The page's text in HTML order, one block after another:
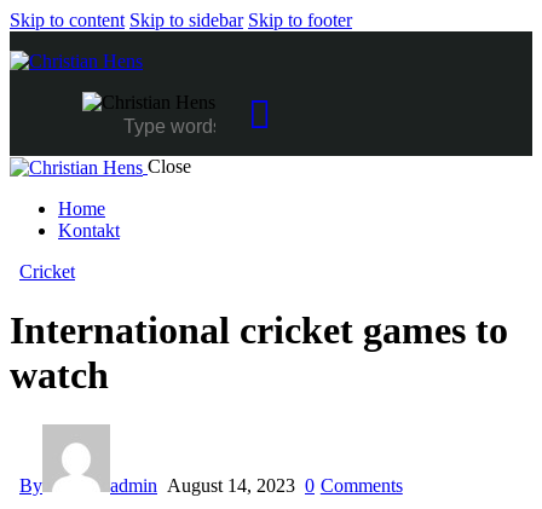
Skip to content Skip to sidebar Skip to footer
Close
Home
Kontakt
facebook-
instagram
Cricket
International cricket games to
watch
By admin August 14, 2023 0 Comments